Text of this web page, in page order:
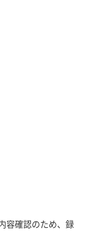
容確認のため、録